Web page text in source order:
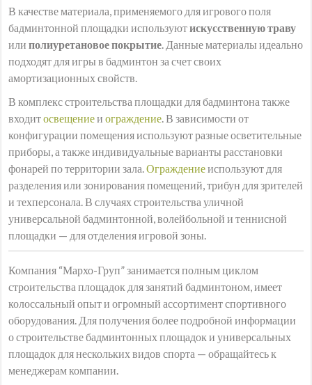
В качестве материала, применяемого для игрового поля
бадминтонной площадки используютискусственную траву
илиполиуретановое покрытие. Данные материалы идеально
подходят для игры в бадминтон за счет своих
амортизационных свойств.
В комплекс строительства площадки для бадминтона также
входитосвещениеиограждение. В зависимости от
конфигурации помещения используют разные осветительные
приборы, а также индивидуальные варианты расстановки
фонарей по территории зала.Ограждениеиспользуют для
разделения или зонирования помещений, трибун для зрителей
и техперсонала. В случаях строительства уличной
универсальной бадминтонной, волейбольной и теннисной
площадки — для отделения игровой зоны.
Компания “Мархо-Груп” занимается полным циклом
строительства площадок для занятий бадминтоном, имеет
колоссальный опыт и огромный ассортимент спортивного
оборудования. Для получения более подробной информации
о строительстве бадминтонных площадок и универсальных
площадок для нескольких видов спорта — обращайтесь к
менеджерам компании.